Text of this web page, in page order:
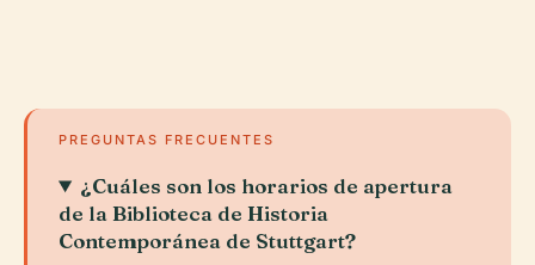
PREGUNTAS FRECUENTES
¿Cuáles son los horarios de apertura
de la Biblioteca de Historia
Contemporánea de Stuttgart?